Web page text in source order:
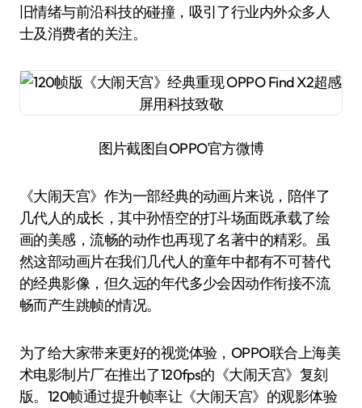
旧情绪与前沿科技的碰撞，吸引了行业内外众多人
士及消费者的关注。
图片截图自OPPO官方微博
《大闹天宫》作为一部经典的动画片来说，陪伴了
几代人的成长，其中孙悟空的打斗场面既承载了绘
画的美感，流畅的动作也再现了名著中的精彩。虽
然这部动画片在我们几代人的童年中都有不可替代
的经典影像，但久远的年代多少会因动作衔接不流
畅而产生跳帧的情况。
为了给大家带来更好的视觉体验，OPPO联合上海美
术电影制片厂在推出了120fps的《大闹天宫》复刻
版。120帧通过提升帧率让《大闹天宫》的观影体验